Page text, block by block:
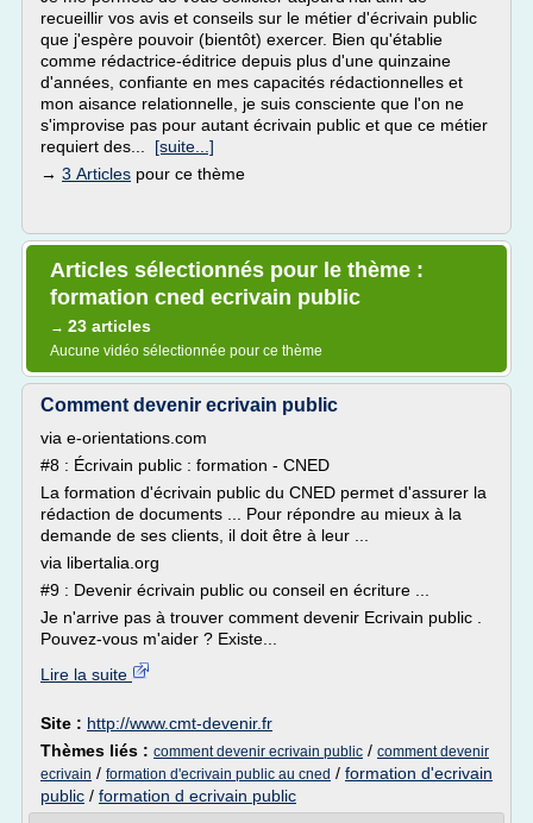
recueillir vos avis et conseils sur le métier d'écrivain public
que j'espère pouvoir (bientôt) exercer. Bien qu'établie
comme rédactrice-éditrice depuis plus d'une quinzaine
d'années, confiante en mes capacités rédactionnelles et
mon aisance relationnelle, je suis consciente que l'on ne
s'improvise pas pour autant écrivain public et que ce métier
requiert des... [suite...]
→ 3 Articles pour ce thème
Articles sélectionnés pour le thème :
formation cned ecrivain public
→ 23 articles
Aucune vidéo sélectionnée pour ce thème
Comment devenir ecrivain public
via e-orientations.com
#8 : Écrivain public : formation - CNED
La formation d'écrivain public du CNED permet d'assurer la
rédaction de documents ... Pour répondre au mieux à la
demande de ses clients, il doit être à leur ...
via libertalia.org
#9 : Devenir écrivain public ou conseil en écriture ...
Je n'arrive pas à trouver comment devenir Ecrivain public .
Pouvez-vous m'aider ? Existe...
Lire la suite
Site : http://www.cmt-devenir.fr
Thèmes liés : comment devenir ecrivain public / comment devenir
ecrivain / formation d'ecrivain public au cned / formation d'ecrivain
public / formation d ecrivain public